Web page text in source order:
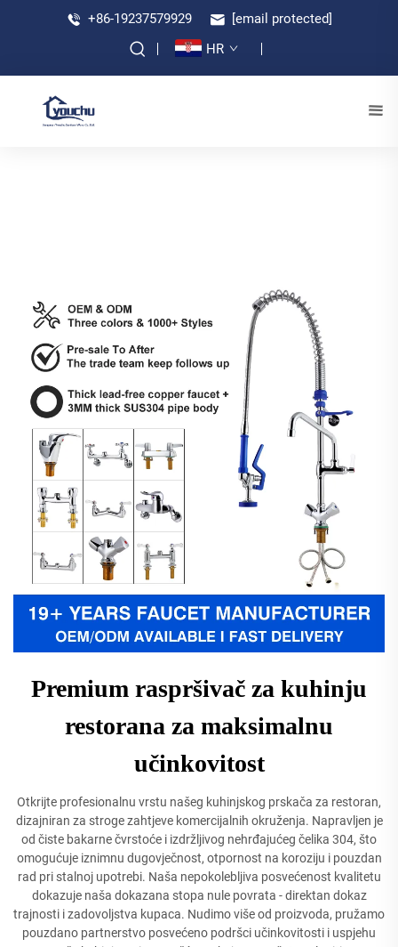
+86-19237579929
[email protected]
HR
Premium raspršivač za kuhinju
restorana za maksimalnu
učinkovitost
Otkrijte profesionalnu vrstu našeg kuhinjskog prskača za restoran,
dizajniran za stroge zahtjeve komercijalnih okruženja. Napravljen je
od čiste bakarne čvrstoće i izdržljivog nehrđajućeg čelika 304, što
omogućuje iznimnu dugovječnost, otpornost na koroziju i pouzdan
rad pri stalnoj upotrebi. Naša nepokolebljiva posvećenost kvalitetu
dokazuje naša dokazana stopa nule povrata - direktan dokaz
trajnosti i zadovoljstva kupaca. Nudimo više od proizvoda, pružamo
pouzdano partnerstvo posvećeno podršci učinkovitosti i uspjehu